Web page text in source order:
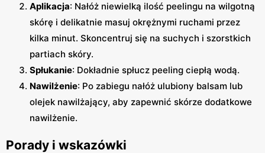
Aplikacja: Nałóż niewielką ilość peelingu na wilgotną
skórę i delikatnie masuj okrężnymi ruchami przez
kilka minut. Skoncentruj się na suchych i szorstkich
partiach skóry.
Spłukanie: Dokładnie spłucz peeling ciepłą wodą.
Nawilżenie: Po zabiegu nałóż ulubiony balsam lub
olejek nawilżający, aby zapewnić skórze dodatkowe
nawilżenie.
Porady i wskazówki